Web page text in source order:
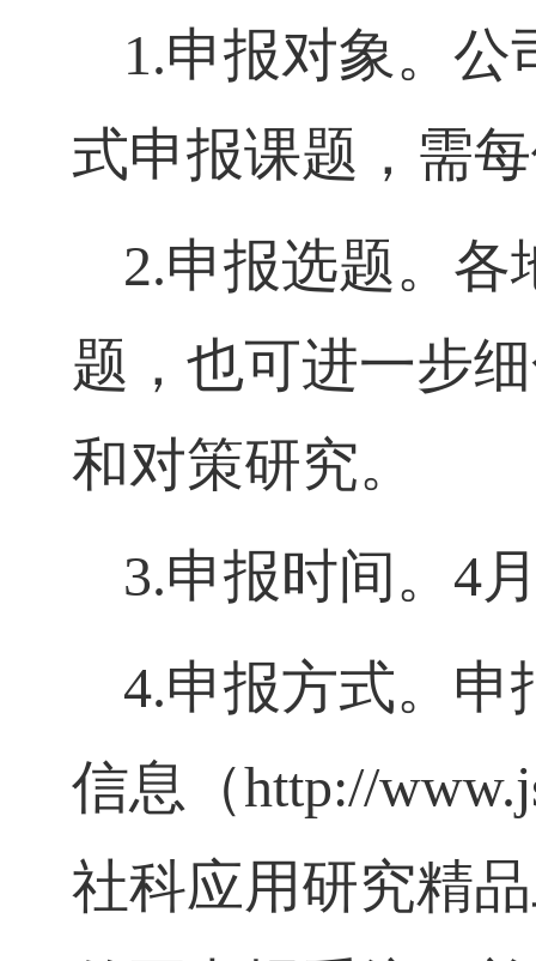
1.申报对象。公
式申报课题，需
2.申报选题。各
题，也可进一步
和对策研究。
3.申报时间。 4
4.申报方式。申
信息（http://
社科应用研究精